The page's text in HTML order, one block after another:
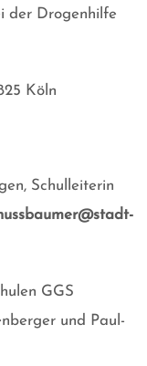
der Drogenhilfe
Köln
Schulleiterin
GGS
und Paul-